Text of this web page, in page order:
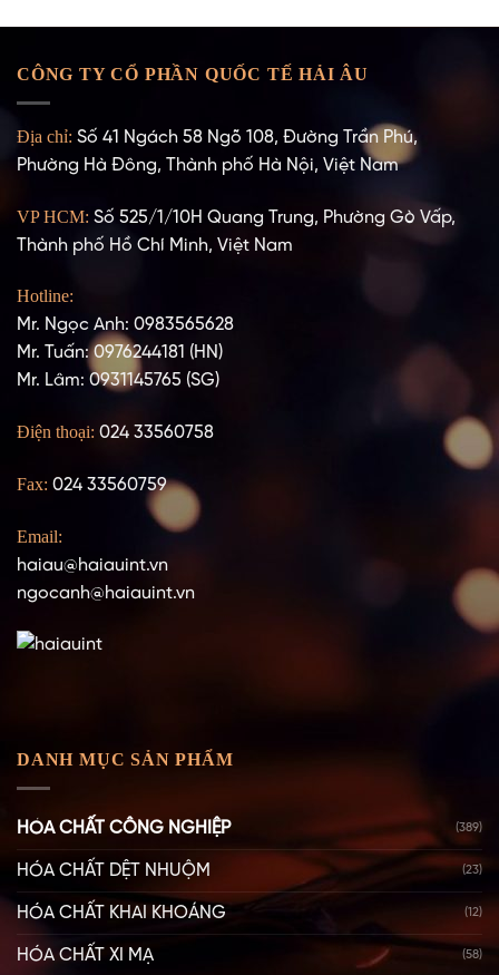
CÔNG TY CỔ PHẦN QUỐC TẾ HẢI ÂU
Địa chỉ: Số 41 Ngách 58 Ngõ 108, Đường Trần Phú,
Phường Hà Đông, Thành phố Hà Nội, Việt Nam
VP HCM: Số 525/1/10H Quang Trung, Phường Gò Vấp,
Thành phố Hồ Chí Minh, Việt Nam
Hotline:
Mr. Ngọc Anh: 0983565628
Mr. Tuấn: 0976244181 (HN)
Mr. Lâm: 0931145765 (SG)
Điện thoại: 024 33560758
Fax: 024 33560759
Email:
haiau@haiauint.vn
ngocanh@haiauint.vn
DANH MỤC SẢN PHẨM
HÓA CHẤT CÔNG NGHIỆP (389)
HÓA CHẤT DỆT NHUỘM (23)
HÓA CHẤT KHAI KHOÁNG (12)
HÓA CHẤT XI MẠ (58)